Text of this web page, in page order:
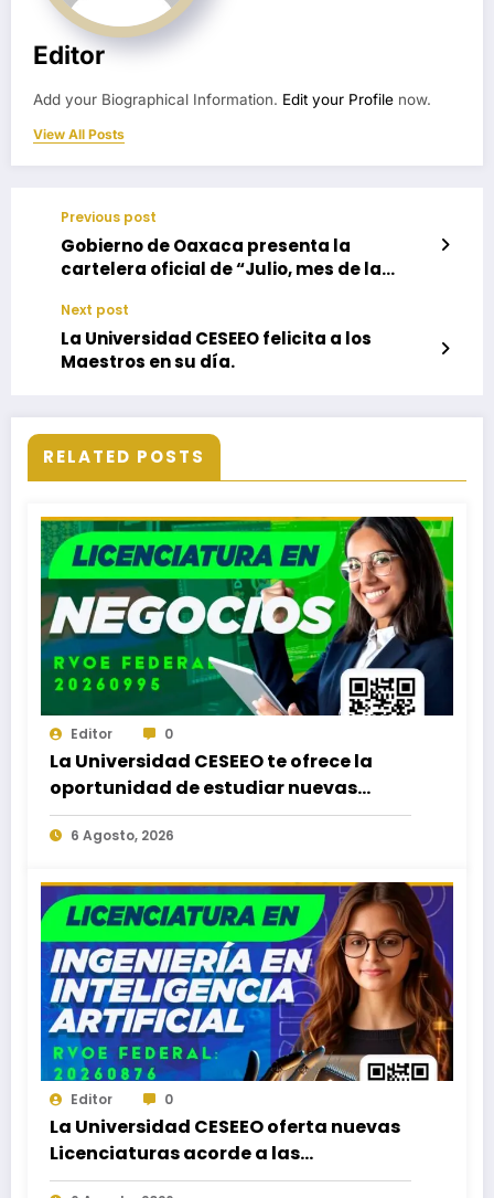
Editor
Add your Biographical Information. Edit your Profile now.
View All Posts
Previous post
Gobierno de Oaxaca presenta la
cartelera oficial de “Julio, mes de la
Next post
La Universidad CESEEO felicita a los
Maestros en su día.
RELATED POSTS
Editor 0
La Universidad CESEEO te ofrece la
oportunidad de estudiar nuevas
Licenciaturas en los Campus Oaxaca,
Puerto Escondido, Ixtepec y en la
6 Agosto, 2026
Editor 0
La Universidad CESEEO oferta nuevas
Licenciaturas acorde a las
necesidades educativas de los